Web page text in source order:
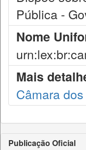
Pública -
Nome
Mais
Câmara
Publicação Oficial